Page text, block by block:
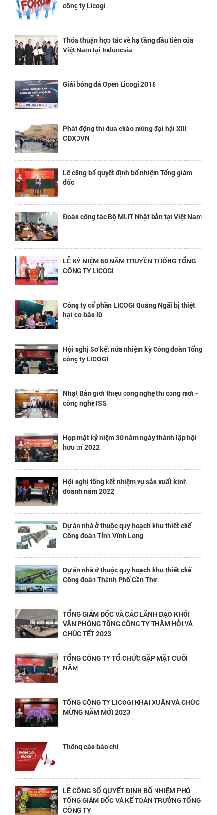
công ty Licogi
Thỏa thuận hợp tác về hạ tầng đầu tiên của
Việt Nam tại Indonesia
Giải bóng đá Open Licogi 2018
Phát động thi đua chào mừng đại hội XIII
CĐXDVN
Lễ công bố quyết định bổ nhiệm Tổng giám
đốc
Đoàn công tác Bộ MLIT Nhật bản tại Việt Nam
LỄ KỶ NIỆM 60 NĂM TRUYỀN THỐNG TỔNG
CÔNG TY LICOGI
Công ty cổ phần LICOGI Quảng Ngãi bị thiệt
hại do bão lũ
Hội nghị Sơ kết nửa nhiệm kỳ Công đoàn Tổng
công ty LICOGI
Nhật Bản giới thiệu công nghệ thi công mới -
công nghệ ISS
Họp mặt kỷ niệm 30 năm ngày thành lập hội
hưu trí 2022
Hội nghị tổng kết nhiệm vụ sản xuất kinh
doanh năm 2022
Dự án nhà ở thuộc quy hoạch khu thiết chế
Công đoàn Tỉnh Vĩnh Long
Dự án nhà ở thuộc quy hoạch khu thiết chế
Công đoàn Thành Phố Cần Thơ
TỔNG GIÁM ĐỐC VÀ CÁC LÃNH ĐẠO KHỐI
VĂN PHÒNG TỔNG CÔNG TY THĂM HỎI VÀ
CHÚC TẾT 2023
TỔNG CÔNG TY TỔ CHỨC GẶP MẶT CUỐI
NĂM
TỔNG CÔNG TY LICOGI KHAI XUÂN VÀ CHÚC
MỪNG NĂM MỚI 2023
Thông cáo báo chí
LỄ CÔNG BỐ QUYẾT ĐỊNH BỔ NHIỆM PHÓ
TỔNG GIÁM ĐỐC VÀ KẾ TOÁN TRƯỞNG TỔNG
CÔNG TY